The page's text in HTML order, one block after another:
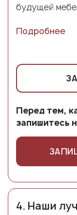
будущей
Подробнее
Перед тем,
запишитесь
4. Наши